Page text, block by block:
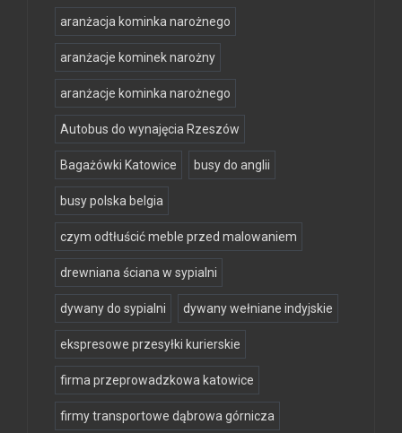
aranżacja kominka narożnego
aranżacje kominek narożny
aranżacje kominka narożnego
Autobus do wynajęcia Rzeszów
Bagażówki Katowice busy do anglii
busy polska belgia
czym odtłuścić meble przed malowaniem
drewniana ściana w sypialni
dywany do sypialni dywany wełniane indyjskie
ekspresowe przesyłki kurierskie
firma przeprowadzkowa katowice
firmy transportowe dąbrowa górnicza